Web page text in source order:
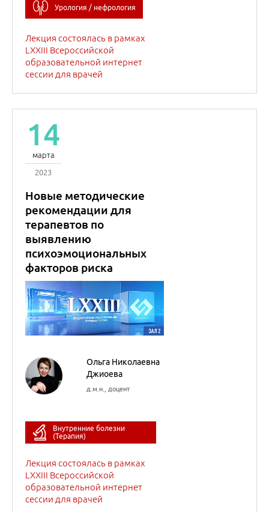
2023
рекомендации для
терапевтов по
выявлению
Ольга Николаевна
Джиоева
д.м.н., доцент
Внутренние болезни
(Терапия)
Лекция состоялась в рамках
LXXIII Всероссийской
образовательной интернет
сессии для врачей
14
2023
пациентов с
железодефицитной
анемией